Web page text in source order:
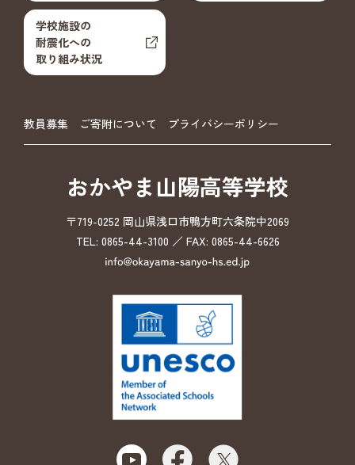
学校施設の
耐震化への
取り組み状況
教員募集 ご寄附について プライバシーポリシー
おかやま山陽高等学校
〒719-0252 岡山県浅口市鴨方町六条院中2069
TEL: 0865-44-3100 ／ FAX: 0865-44-6626